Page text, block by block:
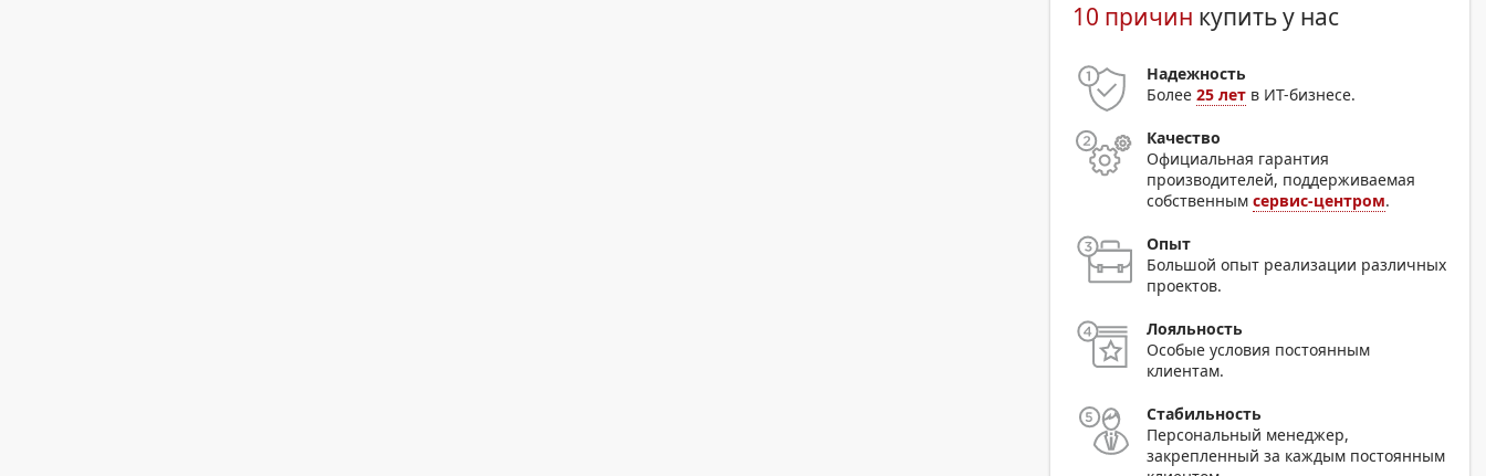
10 причин купить у нас
Надежность
Более25 лет в ИТ-бизнесе.
Качество
Официальная гарантия
производителей, поддерживаемая
собственнымсервис-центром.
Опыт
Большой опыт реализации различных
проектов.
Лояльность
Особые условия постоянным
клиентам.
Стабильность
Персональный менеджер,
закрепленный за каждым постоянным